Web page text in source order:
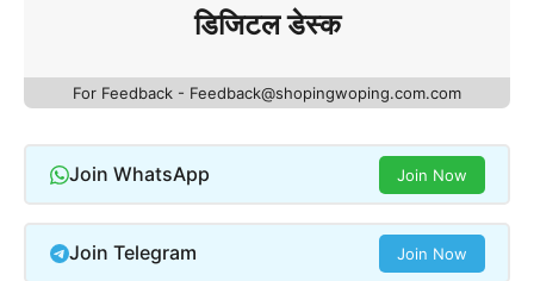
डिजिटल डेस्क
For Feedback - Feedback@shopingwoping.com.com
Join WhatsApp Join Now
Join Telegram Join Now